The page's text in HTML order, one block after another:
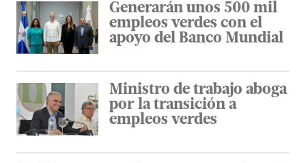
Generarán unos 500 mil
empleos verdes con el
apoyo del Banco Mundial
Ministro de trabajo aboga
por la transición a
empleos verdes